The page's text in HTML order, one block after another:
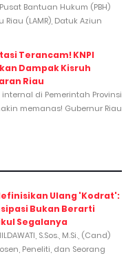
Bantuan Hukum (PBH)
(LAMR), Datuk Aziun
Terancam! KNPI
Dampak Kisruh
Riau
internal di Pemerintah Provinsi
memanas! Gubernur Riau
Ulang 'Kodrat':
Bukan Berarti
Segalanya
S.Sos., M.Si., (Cand)
Peneliti, dan Seorang